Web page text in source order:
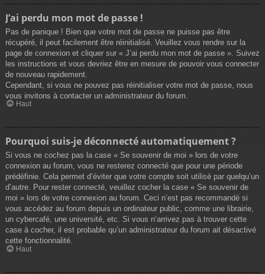
J’ai perdu mon mot de passe !
Pas de panique ! Bien que votre mot de passe ne puisse pas être
récupéré, il peut facilement être réinitialisé. Veuillez vous rendre sur la
page de connexion et cliquer sur « J’ai perdu mon mot de passe ». Suivez
les instructions et vous devriez être en mesure de pouvoir vous connecter
de nouveau rapidement.
Cependant, si vous ne pouvez pas réinitialiser votre mot de passe, nous
vous invitons à contacter un administrateur du forum.
Haut
Pourquoi suis-je déconnecté automatiquement ?
Si vous ne cochez pas la case « Se souvenir de moi » lors de votre
connexion au forum, vous ne resterez connecté que pour une période
prédéfinie. Cela permet d’éviter que votre compte soit utilisé par quelqu’un
d’autre. Pour rester connecté, veuillez cocher la case « Se souvenir de
moi » lors de votre connexion au forum. Ceci n’est pas recommandé si
vous accédez au forum depuis un ordinateur public, comme une librairie,
un cybercafé, une université, etc. Si vous n’arrivez pas à trouver cette
case à cocher, il est probable qu’un administrateur du forum ait désactivé
cette fonctionnalité.
Haut